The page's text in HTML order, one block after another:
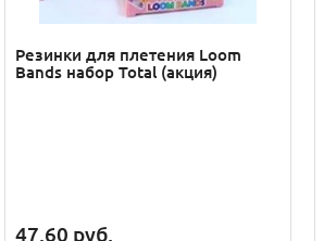
Резинки для плетения Loom
Bands набор Total (акция)
47.60 руб.